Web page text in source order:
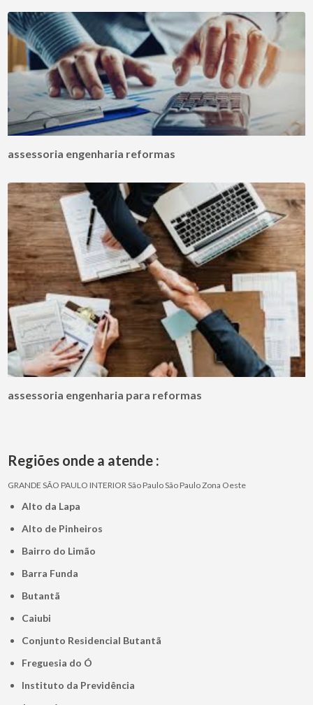
assessoria engenharia reformas
assessoria engenharia para reformas
Regiões onde a atende :
GRANDE SÃO PAULO INTERIOR São PauloSão PauloZona Oeste
Alto da Lapa
Alto de Pinheiros
Bairro do Limão
Barra Funda
Butantã
Caiubi
Conjunto Residencial Butantã
Freguesia do Ó
Instituto da Previdência